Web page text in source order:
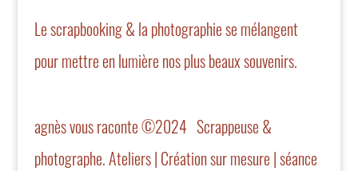
Le scrapbooking & la photographie se mélangent
pour mettre en lumière nos plus beaux souvenirs.
agnès vous raconte ©2024 Scrappeuse &
photographe. Ateliers | Création sur mesure | séance